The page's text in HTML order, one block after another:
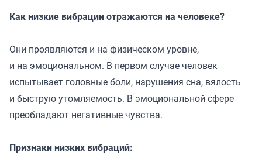
Как низкие вибрации отражаются на человеке?
Они проявляются и на физическом уровне,
и на эмоциональном. В первом случае человек
испытывает головные боли, нарушения сна, вялость
и быструю утомляемость. В эмоциональной сфере
преобладают негативные чувства.
Признаки низких вибраций: